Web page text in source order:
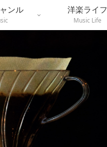
ンル
洋楽ライフ
Music Life